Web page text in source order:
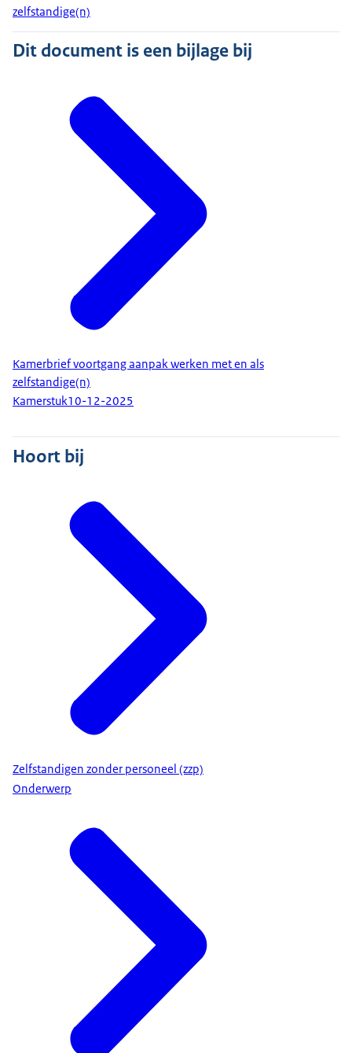
zelfstandige(n)
Dit document is een bijlage bij
Kamerbrief voortgang aanpak werken met en als
zelfstandige(n)
Kamerstuk10-12-2025
Hoort bij
Zelfstandigen zonder personeel (zzp)
Onderwerp